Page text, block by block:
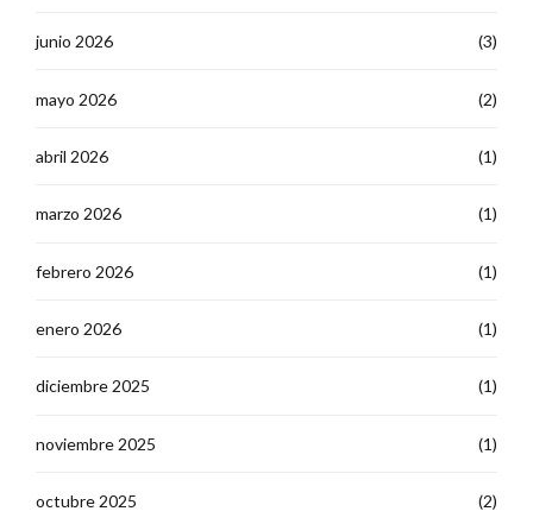
junio 2026 (3)
mayo 2026 (2)
abril 2026 (1)
marzo 2026 (1)
febrero 2026 (1)
enero 2026 (1)
diciembre 2025 (1)
noviembre 2025 (1)
octubre 2025 (2)